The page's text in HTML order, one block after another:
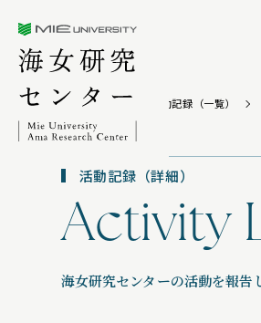
TOP 活動記録（一覧）
活動記録（詳細）
Activity
海女研究センターの活動を報告